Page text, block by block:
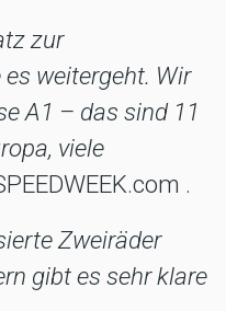
zur
weitergeht. Wir
A1 – das sind 11
viele
.
Zweiräder
gibt es sehr klare